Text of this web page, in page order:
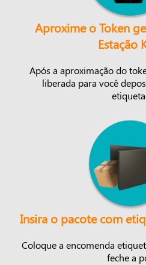
Aproxime o Token
Estação
Após a aproximação do
liberada para você
Insira o pacote com
Coloque a encomenda
feche a